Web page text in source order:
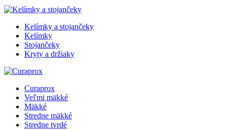
Kelímky a stojančeky
Kelímky
Stojančeky
Kryty a držiaky
Curaprox
Veľmi mäkké
Mäkké
Stredne mäkké
Stredne tvrdé